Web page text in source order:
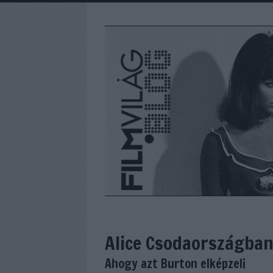
Alice Csodaországban
Ahogy azt Burton elképzeli